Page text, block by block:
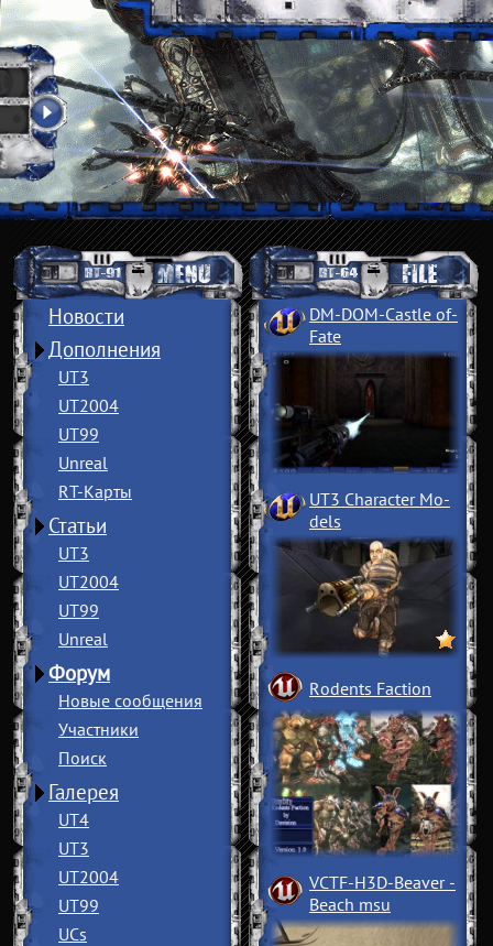
Новости
Дополнения
UT3
UT2004
UT99
Unreal
RT-Карты
Статьи
UT3
UT2004
UT99
Unreal
Форум
Новые сообщения
Участники
Поиск
Галерея
UT4
UT3
UT2004
UT99
UCs
DM-DOM-Castle of­
Fate
UT3 Character Mo­
dels
Rodents Faction
VCTF-H3D-Beaver ­
Beach msu